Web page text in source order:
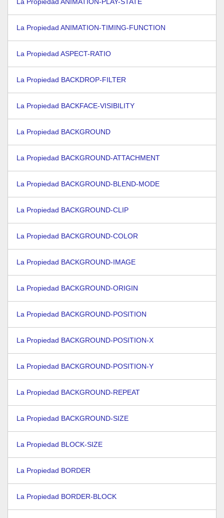
La Propiedad ANIMATION-TIMING-FUNCTION
La Propiedad ASPECT-RATIO
La Propiedad BACKDROP-FILTER
La Propiedad BACKFACE-VISIBILITY
La Propiedad BACKGROUND
La Propiedad BACKGROUND-ATTACHMENT
La Propiedad BACKGROUND-BLEND-MODE
La Propiedad BACKGROUND-CLIP
La Propiedad BACKGROUND-COLOR
La Propiedad BACKGROUND-IMAGE
La Propiedad BACKGROUND-ORIGIN
La Propiedad BACKGROUND-POSITION
La Propiedad BACKGROUND-POSITION-X
La Propiedad BACKGROUND-POSITION-Y
La Propiedad BACKGROUND-REPEAT
La Propiedad BACKGROUND-SIZE
La Propiedad BLOCK-SIZE
La Propiedad BORDER
La Propiedad BORDER-BLOCK